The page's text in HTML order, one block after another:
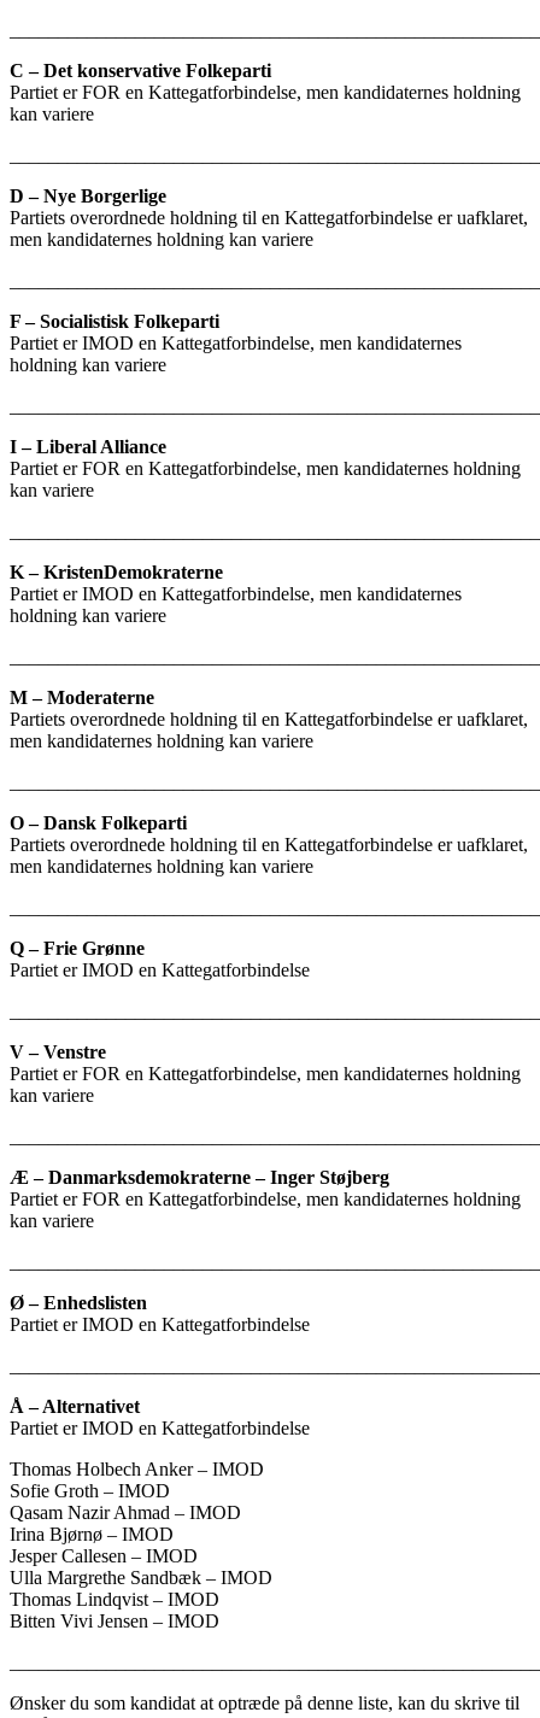
C – Det konservative Folkeparti
Partiet er FOR en Kattegatforbindelse, men kandidaternes holdning
kan variere
D – Nye Borgerlige
Partiets overordnede holdning til en Kattegatforbindelse er uafklaret,
men kandidaternes holdning kan variere
F – Socialistisk Folkeparti
Partiet er IMOD en Kattegatforbindelse, men kandidaternes
holdning kan variere
I – Liberal Alliance
Partiet er FOR en Kattegatforbindelse, men kandidaternes holdning
kan variere
K – KristenDemokraterne
Partiet er IMOD en Kattegatforbindelse, men kandidaternes
holdning kan variere
M – Moderaterne
Partiets overordnede holdning til en Kattegatforbindelse er uafklaret,
men kandidaternes holdning kan variere
O – Dansk Folkeparti
Partiets overordnede holdning til en Kattegatforbindelse er uafklaret,
men kandidaternes holdning kan variere
Q – Frie Grønne
Partiet er IMOD en Kattegatforbindelse
V – Venstre
Partiet er FOR en Kattegatforbindelse, men kandidaternes holdning
kan variere
Æ – Danmarksdemokraterne – Inger Støjberg
Partiet er FOR en Kattegatforbindelse, men kandidaternes holdning
kan variere
Ø – Enhedslisten
Partiet er IMOD en Kattegatforbindelse
Å – Alternativet
Partiet er IMOD en Kattegatforbindelse
Thomas Holbech Anker – IMOD
Sofie Groth – IMOD
Qasam Nazir Ahmad – IMOD
Irina Bjørnø – IMOD
Jesper Callesen – IMOD
Ulla Margrethe Sandbæk – IMOD
Thomas Lindqvist – IMOD
Bitten Vivi Jensen – IMOD
Ønsker du som kandidat at optræde på denne liste, kan du skrive til